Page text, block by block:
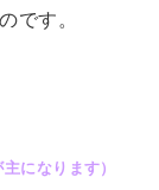
です。
になります）